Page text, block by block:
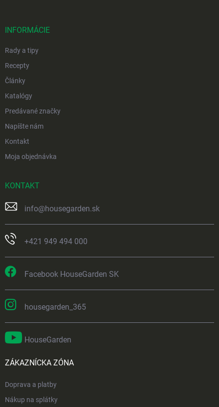
INFORMÁCIE
Rady a tipy
Recepty
Články
Katalógy
Predávané značky
Napíšte nám
Kontakt
Moja objednávka
KONTAKT
info@housegarden.sk
+421 949 494 000
Facebook HouseGarden SK
housegarden_365
HouseGarden
ZÁKAZNÍCKA ZÓNA
Doprava a platby
Nákup na splátky